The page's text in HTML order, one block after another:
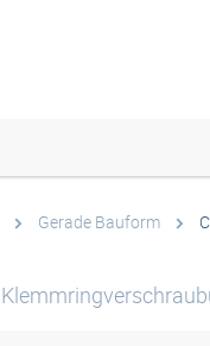
Gerade Bauform